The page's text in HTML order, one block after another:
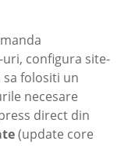
configura site-
sa folositi un
necesare
direct din
(update core